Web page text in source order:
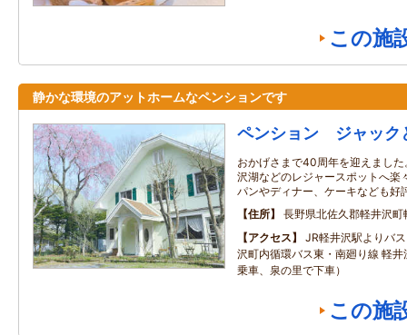
この施
静かな環境のアットホームなペンションです
ペンション ジャック
おかげさまで40周年を迎えまし
沢湖などのレジャースポットへ楽
パンやディナー、ケーキなども好
住所
長野県北佐久郡軽井沢
アクセス
JR軽井沢駅よりバ
沢町内循環バス東・南廻り線 軽
乗車、泉の里で下車）
この施